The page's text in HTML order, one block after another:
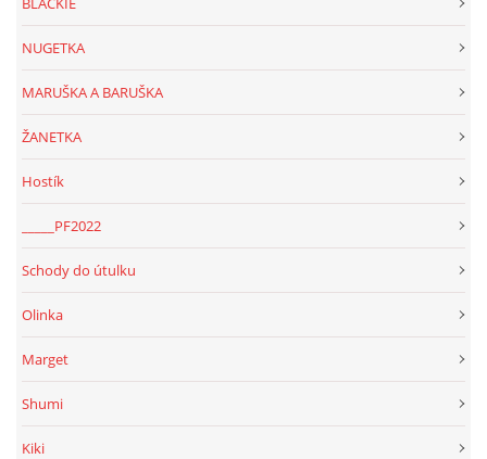
NUGETKA
MARUŠKA A BARUŠKA
ŽANETKA
Hostík
_____PF2022
Schody do útulku
Olinka
Marget
Shumi
Kiki